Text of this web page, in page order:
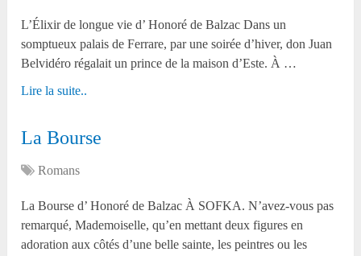
L’Élixir de longue vie d’ Honoré de Balzac Dans un
somptueux palais de Ferrare, par une soirée d’hiver, don Juan
Belvidéro régalait un prince de la maison d’Este. À …
Lire la suite..
La Bourse
Romans
La Bourse d’ Honoré de Balzac À SOFKA. N’avez-vous pas
remarqué, Mademoiselle, qu’en mettant deux figures en
adoration aux côtés d’une belle sainte, les peintres ou les